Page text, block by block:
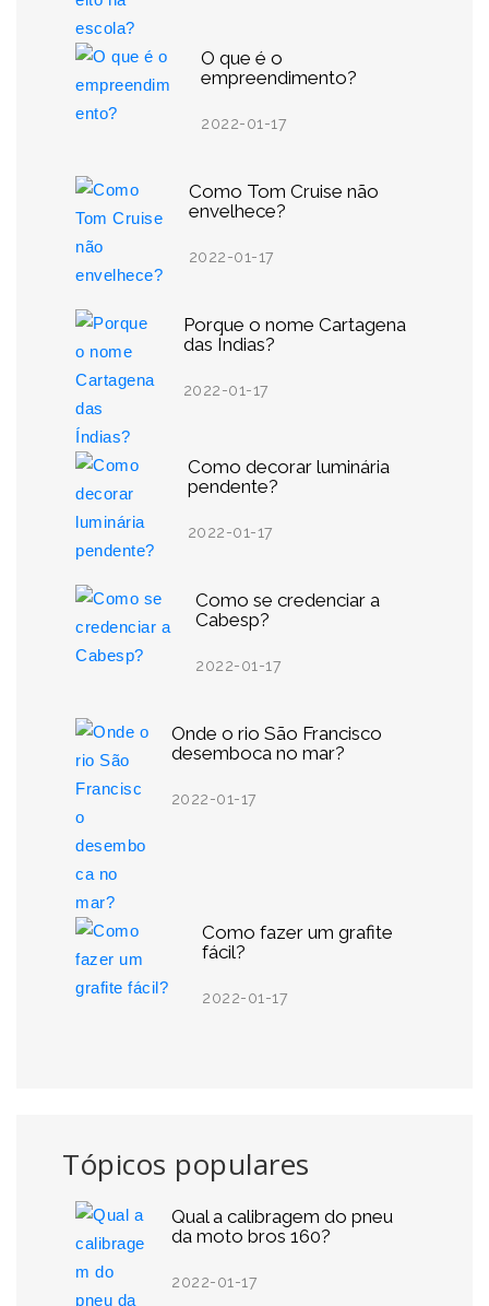
O que é o
empreendimento?
2022-01-17
Como Tom Cruise não
envelhece?
2022-01-17
Porque o nome Cartagena
das Índias?
2022-01-17
Como decorar luminária
pendente?
2022-01-17
Como se credenciar a
Cabesp?
2022-01-17
Onde o rio São Francisco
desemboca no mar?
2022-01-17
Como fazer um grafite
fácil?
2022-01-17
Tópicos populares
Qual a calibragem do pneu
da moto bros 160?
2022-01-17